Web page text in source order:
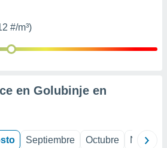
#/m³)
en Golubinje en
Septiembre Octubre